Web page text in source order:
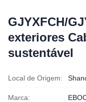
GJYXFCH/
exteriores
sustentável
Local de Origem:
Marca: